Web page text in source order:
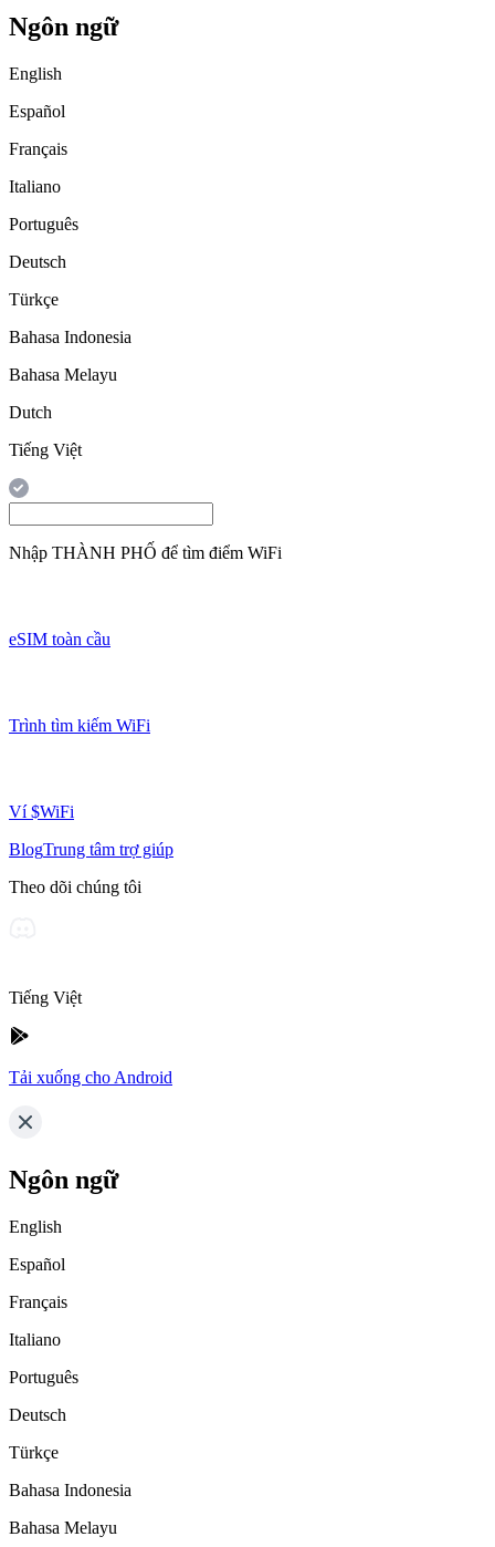
Ngôn ngữ
English
Español
Français
Italiano
Português
Deutsch
Türkçe
Bahasa Indonesia
Bahasa Melayu
Dutch
Tiếng Việt
Nhập THÀNH PHỐ để tìm điểm WiFi
eSIM toàn cầu
Trình tìm kiếm WiFi
Ví $WiFi
BlogTrung tâm trợ giúp
Theo dõi chúng tôi
Tiếng Việt
Tải xuống cho Android
Ngôn ngữ
English
Español
Français
Italiano
Português
Deutsch
Türkçe
Bahasa Indonesia
Bahasa Melayu